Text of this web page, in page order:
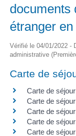
documents
étranger
Vérifié le 04/01/2022 -
administrative
Carte de
Carte de
Carte de
Carte de
Carte de
Carte de